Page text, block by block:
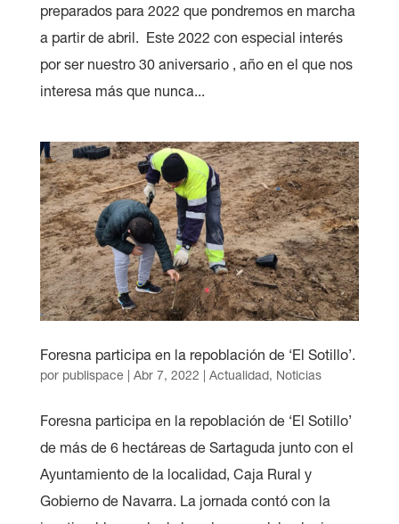
preparados para 2022 que pondremos en marcha
a partir de abril. Este 2022 con especial interés
por ser nuestro 30 aniversario , año en el que nos
interesa más que nunca...
Foresna participa en la repoblación de ‘El Sotillo’.
por publispace Abr 7, 2022 Actualidad, Noticias
Foresna participa en la repoblación de ‘El Sotillo’
de más de 6 hectáreas de Sartaguda junto con el
Ayuntamiento de la localidad, Caja Rural y
Gobierno de Navarra. La jornada contó con la